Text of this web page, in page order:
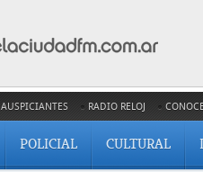
AUSPICIANTES RADIO RELOJ
POLICIAL CULTURAL